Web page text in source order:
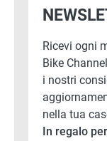
Ricevi ogni
Bike
i nostri
nella tua
In regalo